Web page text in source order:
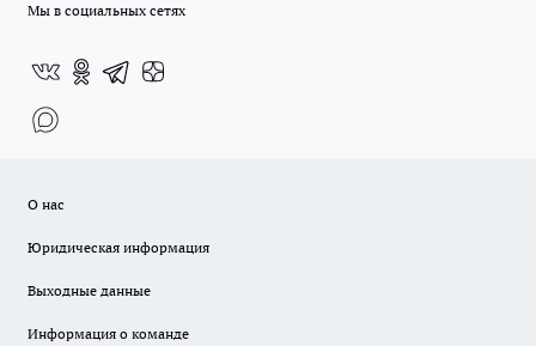
Мы в социальных сетях
О нас
Юридическая информация
Выходные данные
Информация о команде